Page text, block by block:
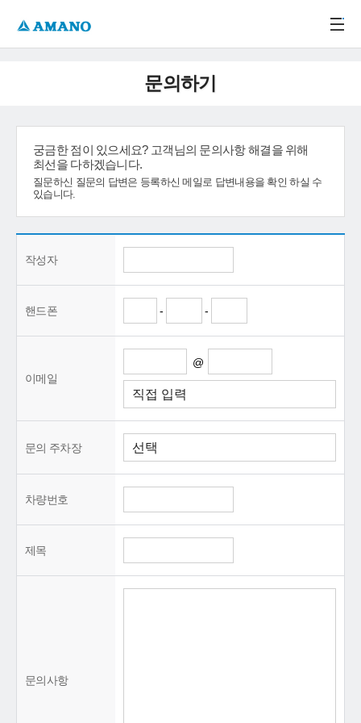
문의하기
궁금한 점이 있으세요? 고객님의 문의사항 해결을 위해
최선을 다하겠습니다.
질문하신 질문의 답변은 등록하신 메일로 답변내용을 확인 하실 수
있습니다.
작성자
핸드폰 - -
이메일
@
문의 주차장
차량번호
제목
문의사항